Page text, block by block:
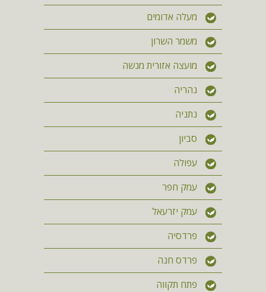
מעלה אדומים
משמר השרון
מועצה אזורית מנשה
נהריה
נתניה
סביון
עפולה
עמק חפר
עמק יזרעאל
פרדסיה
פרדס חנה
פתח תקווה